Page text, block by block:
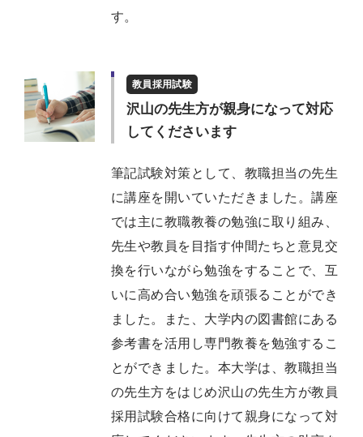
す。
教員採用試験
沢山の先生方が親身になって対応
してくださいます
筆記試験対策として、教職担当の先生
に講座を開いていただきました。講座
では主に教職教養の勉強に取り組み、
先生や教員を目指す仲間たちと意見交
換を行いながら勉強をすることで、互
いに高め合い勉強を頑張ることができ
ました。また、大学内の図書館にある
参考書を活用し専門教養を勉強するこ
とができました。本大学は、教職担当
の先生方をはじめ沢山の先生方が教員
採用試験合格に向けて親身になって対